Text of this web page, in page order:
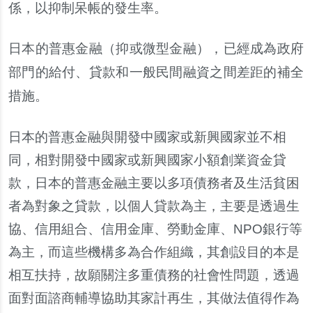
係 ， 以抑制呆帳的發生率。
日本的普惠金融 （抑或微型金融） ， 已經成為政府
部門的給付、 貸款和一般民間融資之間差距的補全
措施。
日本的普惠金融與開發中國家或新興國家並不相
同 ， 相對開發中國家或新興國家小額創業資金貸
款 ， 日本的普惠金融主要以多項債務者及生活貧困
者為對象之貸款 ， 以個人貸款為主 ， 主要是透過生
協、 信用組合、 信用金庫、 勞動金庫、 NPO銀行等
為主 ， 而這些機構多為合作組織 ， 其創設目的本是
相互扶持 ， 故願關注多重債務的社會性問題 ， 透過
面對面諮商輔導協助其家計再生 ， 其做法值得作為